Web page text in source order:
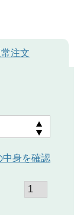
注文
中身を確認